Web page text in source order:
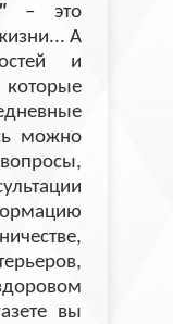
– это
А
и
можно
вы